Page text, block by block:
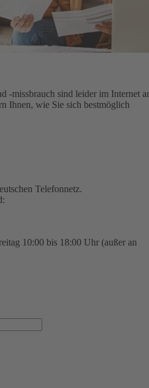
-missbrauch sind leider im Internet
Ihnen, wie Sie sich bestmöglich
Telefonnetz.
10:00 bis 18:00 Uhr (außer an